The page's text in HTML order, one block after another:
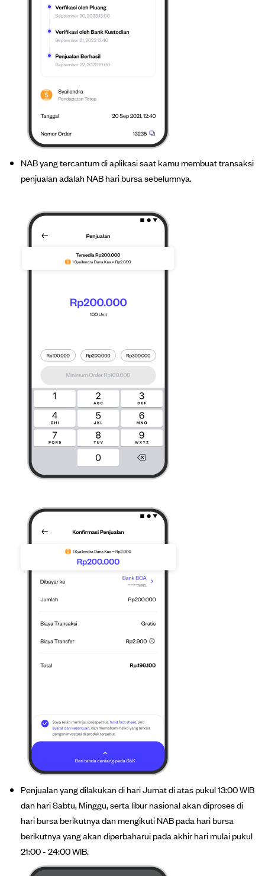
NAB yang tercantum di aplikasi saat kamu membuat transaksi
penjualan adalah NAB hari bursa sebelumnya.
Penjualan yang dilakukan di hari Jumat di atas pukul 13:00 WIB
dan hari Sabtu, Minggu, serta libur nasional akan diproses di
hari bursa berikutnya dan mengikuti NAB pada hari bursa
berikutnya yang akan diperbaharui pada akhir hari mulai pukul
21:00 - 24:00 WIB.